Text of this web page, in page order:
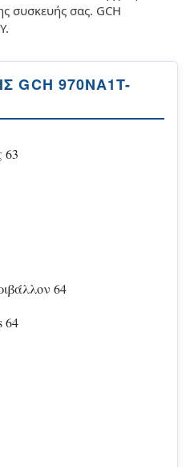
συσκευής σας. GCH
GCH 970NA1T-
63
64
64